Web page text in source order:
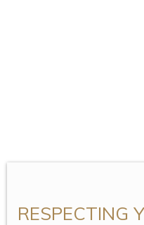
RESPECTING